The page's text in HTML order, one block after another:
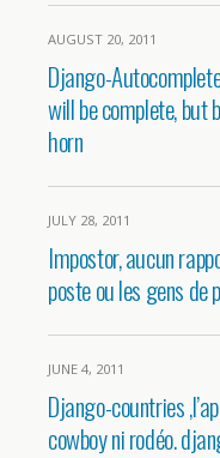
AUGUST 20, 2011
Django-
will be complete,
horn
JULY 28, 2011
Impostor, aucun
poste ou les gens de
JUNE 4, 2011
Django-countries
cowboy ni rodéo.